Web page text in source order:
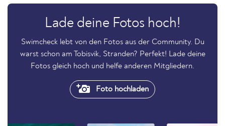
Lade deine Fotos hoch!
Swimcheck lebt von den Fotos aus der Community. Du
warst schon am Tobisvik, Stranden? Perfekt! Lade deine
Fotos gleich hoch und helfe anderen Mitgliedern.
Foto hochladen